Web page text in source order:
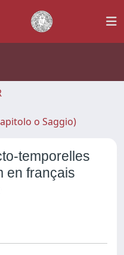
o Saggio)
temporelles
en français